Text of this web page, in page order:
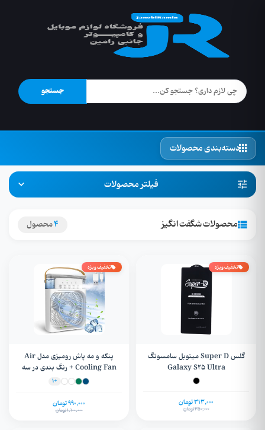
جستجو
دسته‌بندی محصولات
فیلتر محصولات
محصولات شگفت انگیز 4محصول
تخفیف ویژه
گلس Super D میتوبل سامسونگ
Galaxy S25 Ultra
313,000 تومان
350,000 تومان
تخفیف ویژه
پنکه و مه پاش رومیزی مدل Air
Cooling Fan + رنگ بندی در سه
سایز
+1
990,000 تومان
1,100,000 تومان